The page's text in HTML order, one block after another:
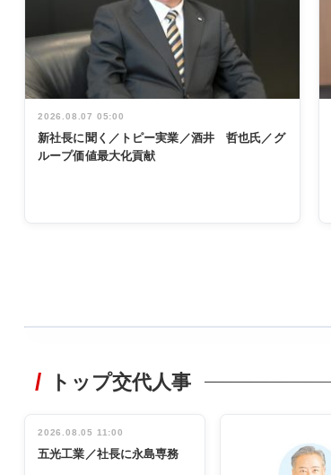
2026.08.07 05:00
新社長に聞く／トピー実業／酒井 哲也氏／グ
ループ価値最大化貢献
非鉄業界で
管理職編
インタビュ
ー／社内ア
INTERVIEW
トップ交代人事
2026.08.05 11:00
五光工業／社長に永島専務